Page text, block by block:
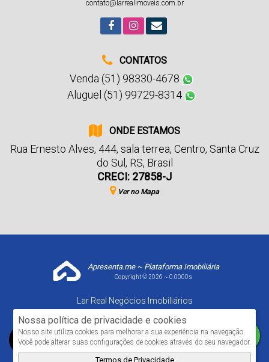
Nossa política de privacidade e cookies
Nosso site utiliza cookies para melhorar a sua experiência na navegação.
Você pode alterar suas configurações de cookies através do seu navegador.
Termos de Privacidade
contato@larrealimoveis.com.br
CONTATOS
Venda (51) 98330-4678
Aluguel (51) 99729-8314
ONDE ESTAMOS
Rua Ernesto Alves, 444, sala terrea, Centro, Santa Cruz
do Sul , RS, Brasil
CRECI: 27858-J
Ver no Mapa
Apresenta.me ~ Plataforma Imobiliária
Copyright © 2026 ~ 0.0000s
Lar Real Negócios Imobiliários